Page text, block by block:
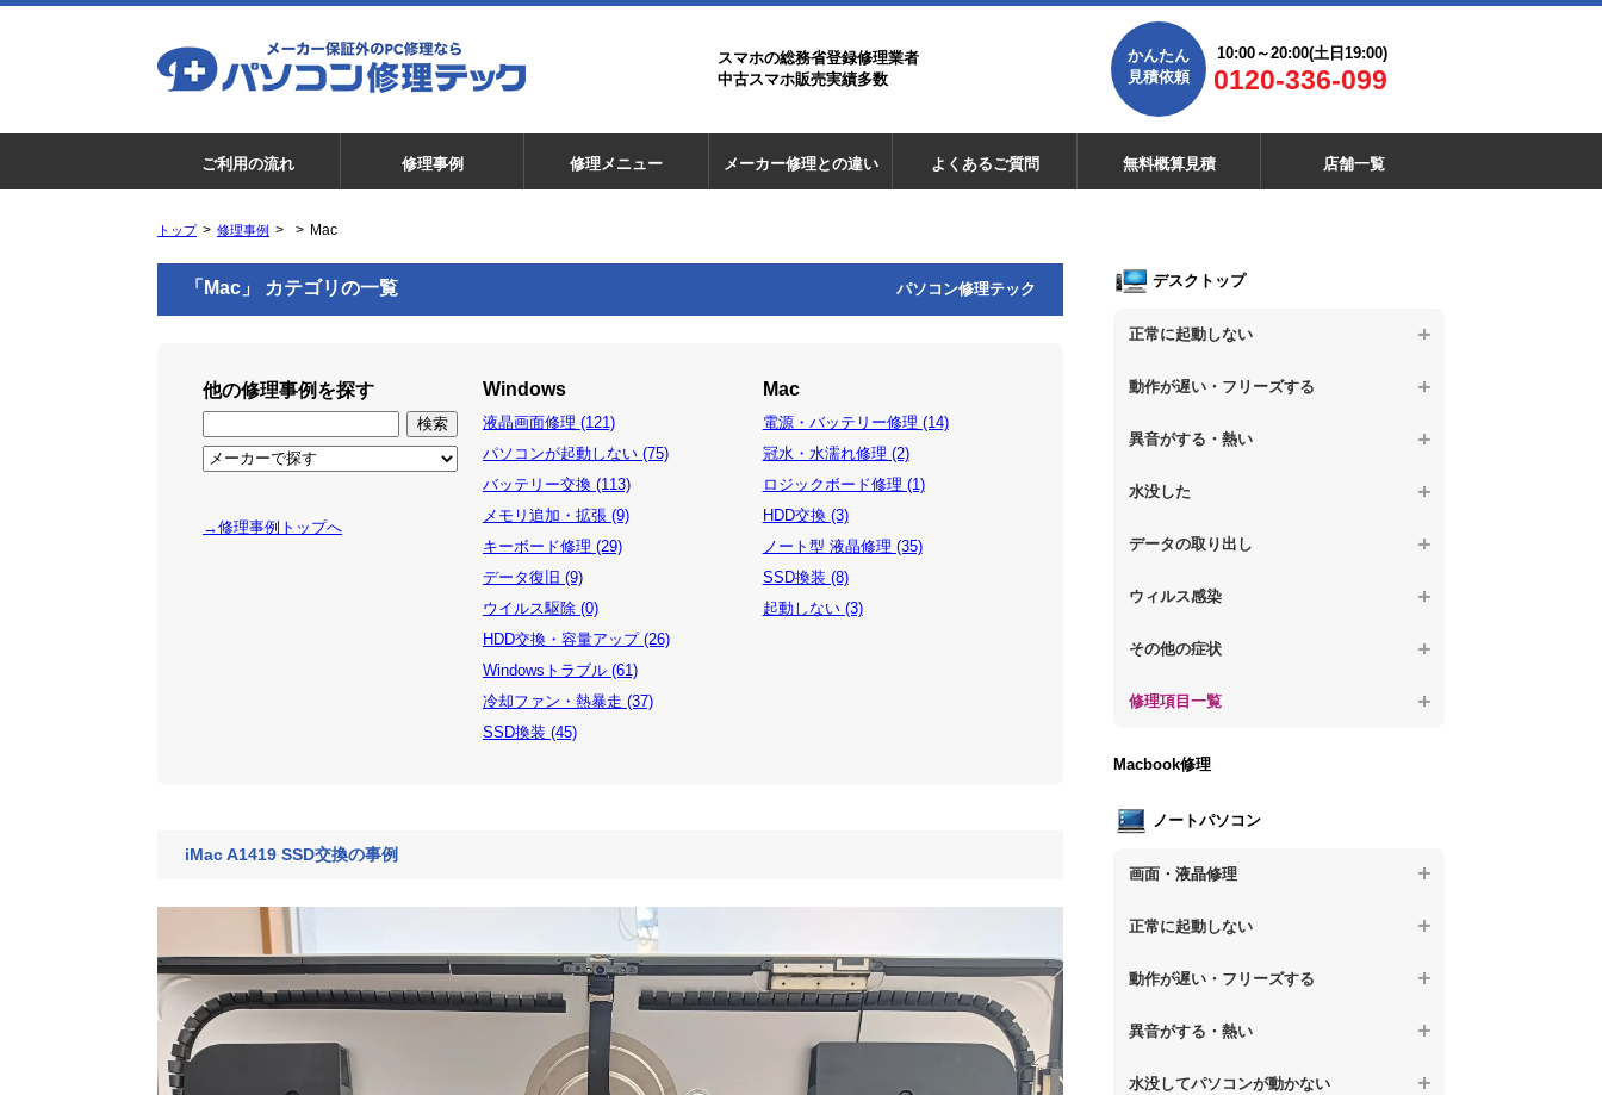
スマホの総務省登録修理業者
中古スマホ販売実績多数
かんたん
見積依頼
10:00～20:00(土日19:00)
0120-336-099
ご利用の流れ 修理事例 修理メニュー メーカー修理との違い よくあるご質問 無料概算見積 店舗一覧
トップ 修理事例 Mac
「Mac」 カテゴリの一覧 パソコン修理テック
他の修理事例を探す
→修理事例トップへ
Windows
液晶画面修理 (121)
パソコンが起動しない (75)
バッテリー交換 (113)
メモリ追加・拡張 (9)
キーボード修理 (29)
データ復旧 (9)
ウイルス駆除 (0)
HDD交換・容量アップ (26)
Windowsトラブル (61)
冷却ファン・熱暴走 (37)
SSD換装 (45)
Mac
電源・バッテリー修理 (14)
冠水・水濡れ修理 (2)
ロジックボード修理 (1)
HDD交換 (3)
ノート型 液晶修理 (35)
SSD換装 (8)
起動しない (3)
iMac A1419 SSD交換の事例
デスクトップ
正常に起動しない
【デスクトップPC】電源を押しても反応が
【デスクトップPC】電源を入れても何も表
が固まる
返す
【デスクトップPC】修復モードから復旧で
【デスクトップPC】その他の起動しない問
動作が遅い・フリーズする
【デスクトップPC】操作中の動作が遅い
題
異音がする・熱い
【デスクトップPC】パソコンから異音がす
【デスクトップPC】パソコン本体が熱い
【デスクトップPC】異音や熱に関するその
水没した
【デスクトップPC】水没してパソコンが動
データの取り出し
【デスクトップPC】起動しないPCのデー
【デスクトップPC】ログインできないPC
他の問題
ウィルス感染
【デスクトップPC】特定のプログラムを削
【デスクトップPC】ウィルスにより正常動
【デスクトップPC】セキュリティ対策をし
【デスクトップPC】ウィルス感染のその他
の問題
その他の症状
【デスクトップPC】事例紹介
修理項目一覧
【デスクトップPC】電源故障
【デスクトップPC】液晶ディスプレイ交換
【デスクトップPC】マザーボード交換
Macbook修理
ノートパソコン
画面・液晶修理
【ノートパソコン】画面の割れ・破損
正常に起動しない
【ノートパソコン】電源を押しても反応が
【ノートパソコン】電源を押しても何も表
動作が遅い・フリーズする
【ノートパソコン】操作中の動作が重い
異音がする・熱い
【ノートパソコン】パソコンから異音がす
水没してパソコンが動かない